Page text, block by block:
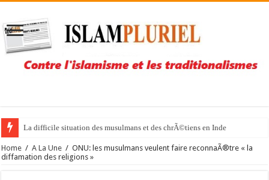
La difficile situation des musulmans et des chrÃ©tiens en Inde
Home / A La Une / ONU: les musulmans veulent faire reconnaÃ®tre « la
diffamation des religions »